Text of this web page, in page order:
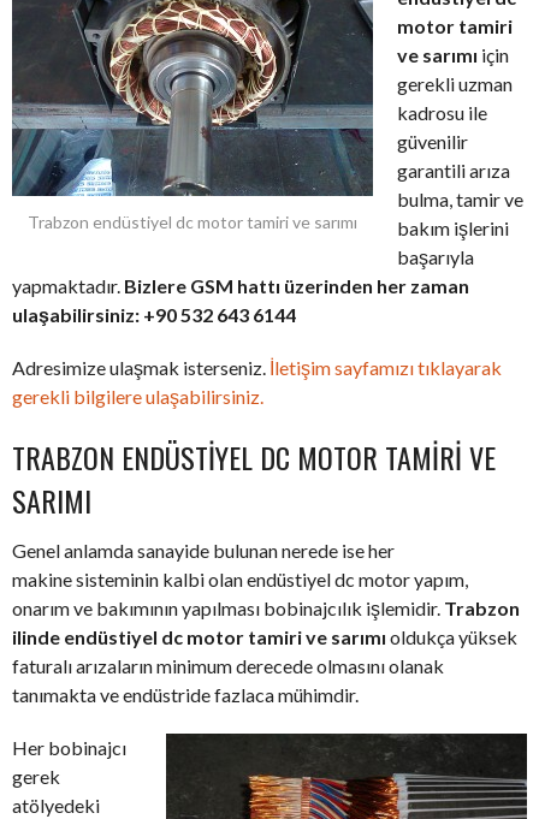
Trabzon endüstiyel dc motor tamiri ve sarımı
motor tamiri
ve sarımı için
gerekli uzman
kadrosu ile
güvenilir
garantili arıza
bulma, tamir ve
bakım işlerini
başarıyla
yapmaktadır. Bizlere GSM hattı üzerinden her zaman
ulaşabilirsiniz: +90 532 643 6144
Adresimize ulaşmak isterseniz. İletişim sayfamızı tıklayarak
gerekli bilgilere ulaşabilirsiniz.
TRABZON ENDÜSTIYEL DC MOTOR TAMIRI VE
SARIMI
Genel anlamda sanayide bulunan nerede ise her
makine sisteminin kalbi olan endüstiyel dc motor yapım,
onarım ve bakımının yapılması bobinajcılık işlemidir. Trabzon
ilinde endüstiyel dc motor tamiri ve sarımı oldukça yüksek
faturalı arızaların minimum derecede olmasını olanak
tanımakta ve endüstride fazlaca mühimdir.
Her bobinajcı
gerek
atölyedeki